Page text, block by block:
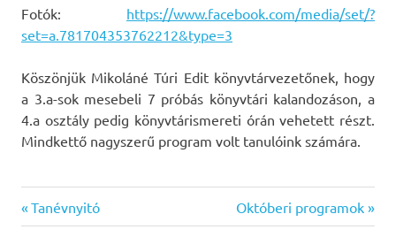
Fotók: https://www.facebook.com/media/set/?
set=a.781704353762212&type=3
Köszönjük Mikoláné Túri Edit könyvtárvezetőnek, hogy
a 3.a-sok mesebeli 7 próbás könyvtári kalandozáson, a
4.a osztály pedig könyvtárismereti órán vehetett részt.
Mindkettő nagyszerű program volt tanulóink számára.
Bejegyzés
Previous
Post:
Tanévnyitó
Next
Post:
Októberi programok